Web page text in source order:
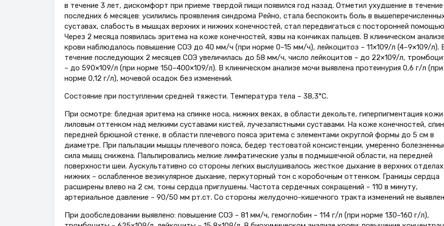
в течение 3 лет, дискомфорт при приеме твердой пищи появился год назад. Отметил ухудшение в течение
последних 6 месяцев: усилились проявления синдрома Рейно, стала беспокоить боль в
суставах, слабость в мышцах верхних и нижних конечностей, стал передвигаться с посторонней
Через 2 месяца появилась эритема на коже конечностей, язвы на кончиках пальцев. В клиническом анализе
крови наблюдалось повышение СОЭ до 40 мм/ч (при норме 0–15 мм/ч), лейкоцитоз – 11×109/л (4–9×109/л).
течение последующих 2 месяцев СОЭ увеличилась до 58 мм/ч, число лейкоцитов – до 22×109/л,
– до 590×109/л (при норме 150–400×109/л). В клиническом анализе мочи выявлена протеинурия 0,6 г/л (при
норме 0,12 г/л), мочевой осадок без изменений.
Состояние при поступлении средней тяжести. Температура тела – 38,3°С.
При осмотре: бледная эритема на спинке носа, нижних веках, в области декольте, гиперпигментация кожи
лиловым оттенком над мелкими суставами кистей, лучезапястными суставами. На коже конечностей,
передней брюшной стенке, в области плечевого пояса эритема с элементами округлой формы до 5 см в
диаметре. При пальпации мышцы плечевого пояса, бедер тестоватой консистенции, умеренно
сила мышц снижена. Пальпировались мелкие лимфатические узлы в подмышечной области, на передней
поверхности шеи. Аускультативно со стороны легких выслушивалось жесткое дыхание в верхних
нижних – ослабленное везикулярное дыхание, перкуторный тон с коробочным оттенком. Границы сердца
расширены влево на 2 см, тоны сердца приглушены. Частота сердечных сокращений – 110 в минуту,
артериальное давление – 90/50 мм рт.ст. Со стороны желудочно-кишечного тракта изменений не
При дообследовании выявлено: повышение СОЭ – 81 мм/ч, гемоглобин – 114 г/л (при норме 130–160 г/л),